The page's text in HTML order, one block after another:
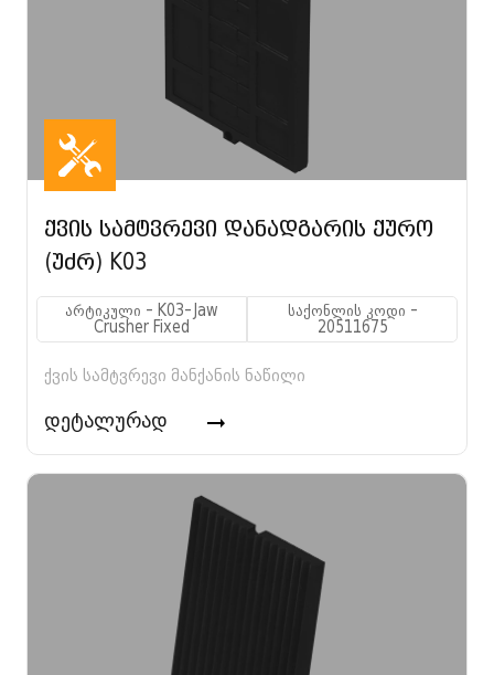
ქვის სამტვრევი დანადგარის ქურო
(უძრ) K03
არტიკული - K03-Jaw
Crusher Fixed
საქონლის კოდი -
20511675
ქვის სამტვრევი მანქანის ნაწილი
დეტალურად